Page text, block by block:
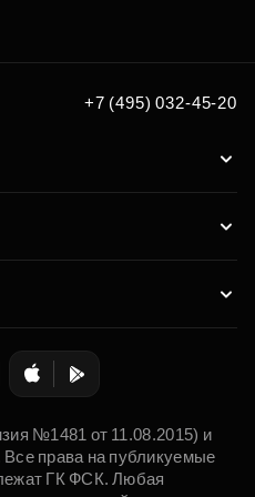
+7 (495) 032-45-20
№1481 от 11.08.2015) и
права на публикуемые
ГК ФСК. Любая